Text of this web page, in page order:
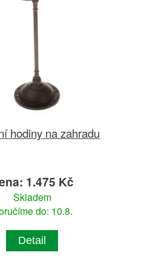
hodiny na zahradu
1.475 Kč
Skladem
do: 10.8.
Detail